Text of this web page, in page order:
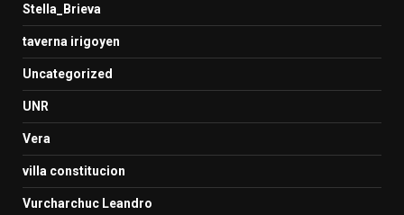
Stella_Brieva
taverna irigoyen
Uncategorized
UNR
Vera
villa constitucion
Vurcharchuc Leandro